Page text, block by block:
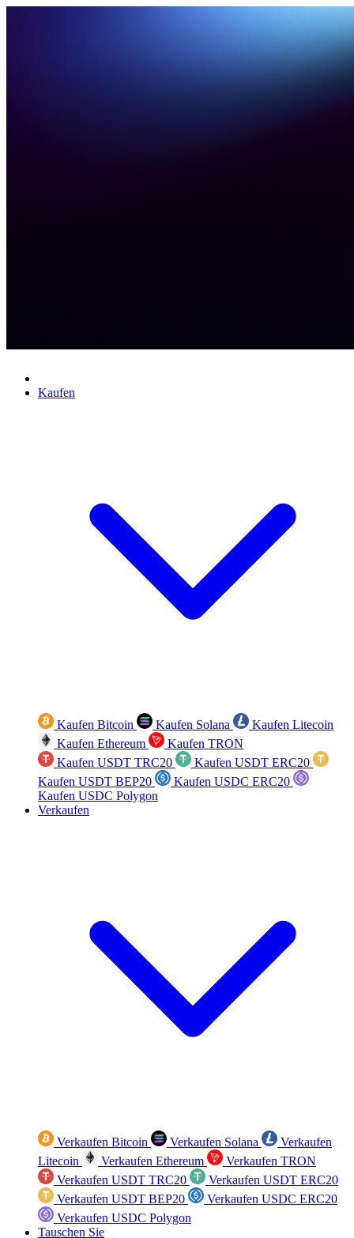
Kaufen
Kaufen Bitcoin Kaufen Solana
Kaufen Litecoin
Kaufen Ethereum
Kaufen TRON
Kaufen USDT TRC20
Kaufen USDT ERC20
Kaufen USDT BEP20
Kaufen USDC ERC20
Kaufen USDC Polygon
Verkaufen
Verkaufen Bitcoin Verkaufen Solana
Verkaufen
Litecoin
Verkaufen Ethereum
Verkaufen TRON
Verkaufen USDT TRC20
Verkaufen USDT ERC20
Verkaufen USDT BEP20
Verkaufen USDC ERC20
Verkaufen USDC Polygon
Tauschen Sie